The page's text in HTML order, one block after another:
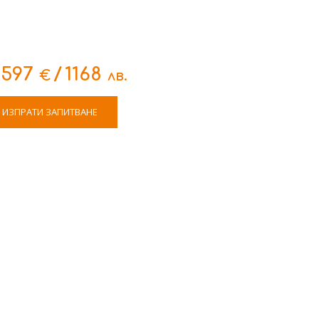
597 € /1168 лв.
ИЗПРАТИ ЗАПИТВАНЕ